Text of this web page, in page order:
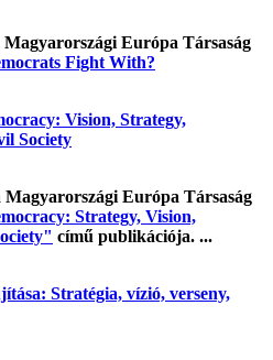
Magyarországi Európa Társaság
Fight With?
Vision, Strategy,
Society
Magyarországi Európa Társaság
Strategy, Vision,
című publikációja. ...
Stratégia, vízió, verseny,